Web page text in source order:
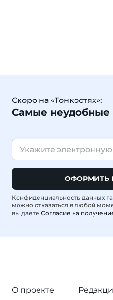
Скоро на «Тонкостях»:
Самые неудобные
ОФОРМИТЬ
Конфиденциальность данных
можно отказаться в любой
вы даете Согласие на
О проекте